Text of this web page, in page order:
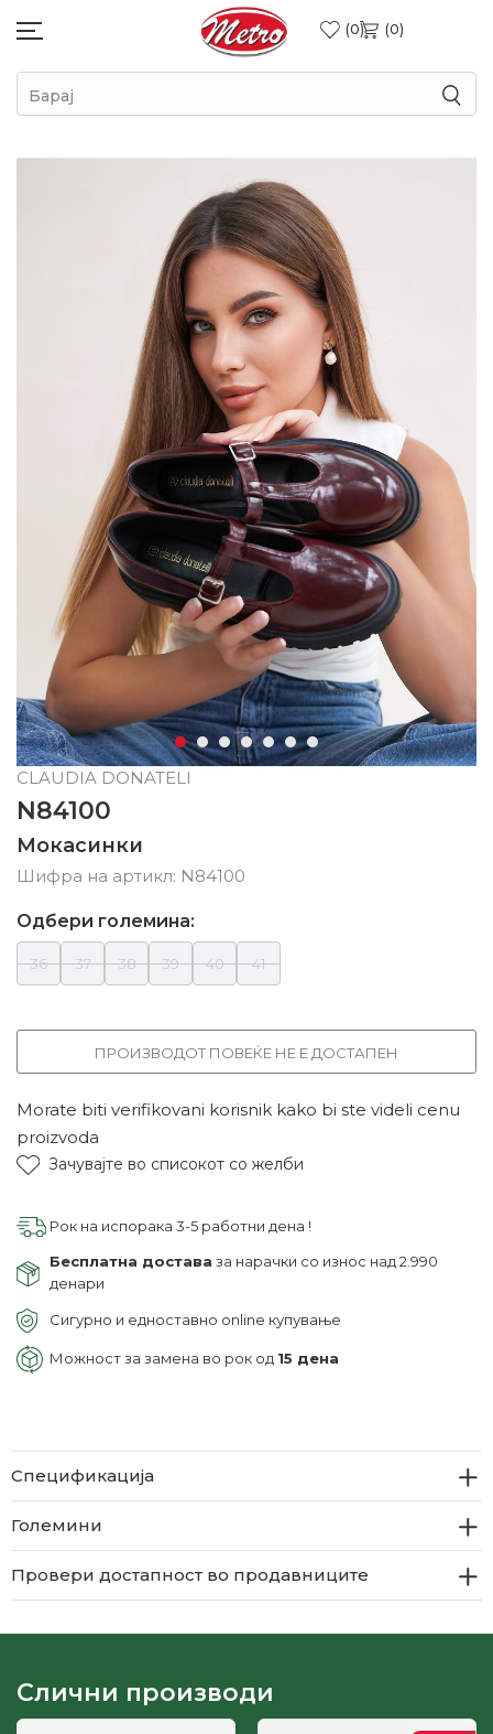
0 0
Барај
CLAUDIA DONATELI
N84100
Мокасинки
Шифра на артикл: N84100
Одбери големина:
36 37 38 39 40 41
ПРОИЗВОДОТ ПОВЕЌЕ НЕ Е ДОСТАПЕН
Morate biti verifikovani korisnik kako bi ste videli cenu
proizvoda
Зачувајте во списокот со желби
Рок на испорака 3-5 работни дена !
Бесплатна достава за нарачки со износ над 2.990
денари
Сигурно и едноставно online купување
Можност за замена во рок од 15 дена
Спецификација
Големини
Провери достапност во продавниците
Слични производи